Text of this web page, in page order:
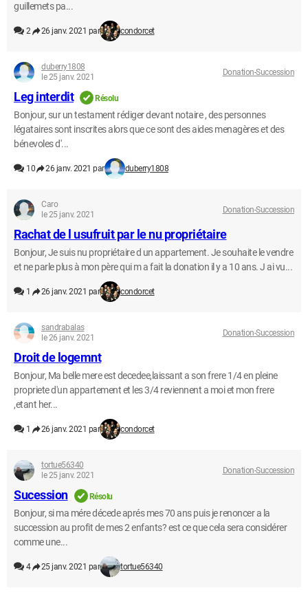
guillemets pa...
2 26 janv. 2021 par condorcet
duberry1808
le 25 janv. 2021
Donation-Succession
Leg interdit Résolu
Bonjour, sur un testament rédiger devant notaire , des personnes
légataires sont inscrites alors que ce sont des aides menagères et des
bénevoles d'...
10 26 janv. 2021 par duberry1808
Caro
le 25 janv. 2021
Donation-Succession
Rachat de l usufruit par le nu propriétaire
Bonjour, Je suis nu propriétaire d un appartement. Je souhaite le vendre
et ne parle plus à mon père qui m a fait la donation il y a 10 ans. J ai vu...
1 26 janv. 2021 par condorcet
sandrabalas
le 26 janv. 2021
Donation-Succession
Droit de logemnt
Bonjour, Ma belle mere est decedee,laissant a son frere 1/4 en pleine
propriete d'un appartement et les 3/4 reviennent a moi et mon frere
,etant her...
1 26 janv. 2021 par condorcet
tortue56340
le 25 janv. 2021
Donation-Succession
Sucession Résolu
Bonjour, si ma mére décede aprés mes 70 ans puis je renoncer a la
succession au profit de mes 2 enfants? est ce que cela sera considérer
comme une...
4 25 janv. 2021 par tortue56340